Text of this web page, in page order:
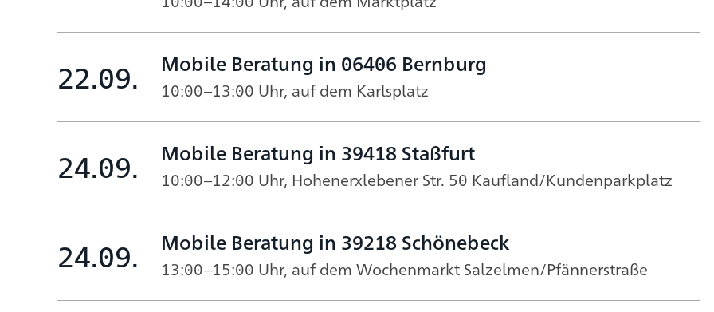
22.09. Mobile Beratung in 06406 Bernburg
10:00–13:00 Uhr, auf dem Karlsplatz
24.09. Mobile Beratung in 39418 Staßfurt
10:00–12:00 Uhr, Hohenerxlebener Str. 50 Kaufland/Kundenparkplatz
24.09. Mobile Beratung in 39218 Schönebeck
13:00–15:00 Uhr, auf dem Wochenmarkt Salzelmen/Pfännerstraße